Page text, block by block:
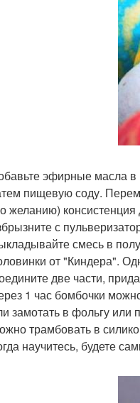
эфирные масла в
пищевую соду.
желанию) консистенция
с
смесь в
от "Киндера".
две части,
1 час бомбочки
замотать в фольгу или
трамбовать в
научитесь, будете